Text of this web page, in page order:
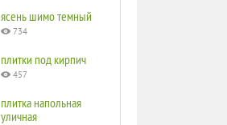
ясень шимо темный
734
плитки под кирпич
457
плитка напольная
уличная